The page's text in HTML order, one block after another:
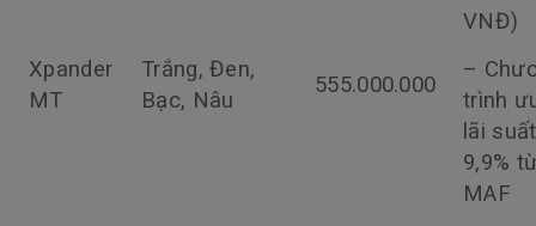
Xpander
MT
Trắng, Đen,
Bạc, Nâu
555.000.000
VNĐ)
–
trình
lãi suất
9,9%
MAF